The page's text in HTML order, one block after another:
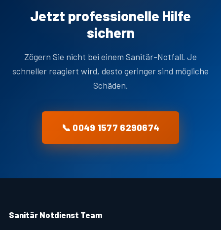
Jetzt professionelle Hilfe
sichern
Zögern Sie nicht bei einem Sanitär-Notfall. Je
schneller reagiert wird, desto geringer sind mögliche
Schäden.
📞 0049 1577 6290674
Sanitär Notdienst Team